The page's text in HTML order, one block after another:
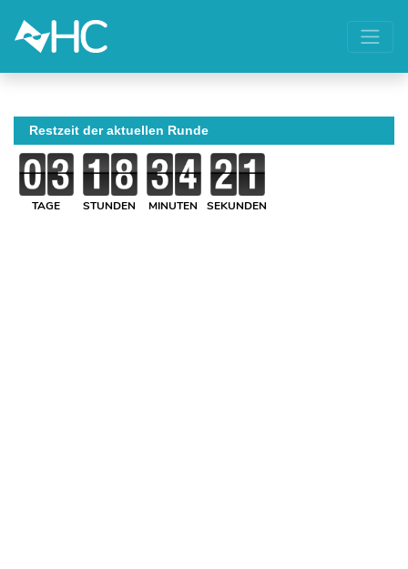
Restzeit der aktuellen Runde
TAGE STUNDEN MINUTEN SEKUNDEN